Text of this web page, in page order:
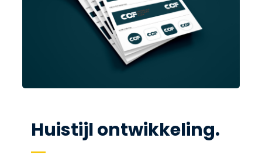
Huistijl ontwikkeling.